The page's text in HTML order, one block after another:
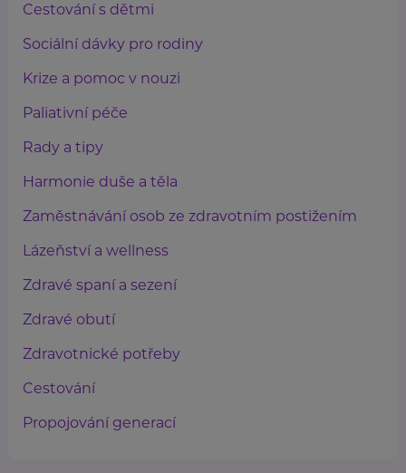
Cestování s dětmi
Sociální dávky pro rodiny
Krize a pomoc v nouzi
Paliativní péče
Rady a tipy
Harmonie duše a těla
Zaměstnávání osob ze zdravotním postižením
Lázeňství a wellness
Zdravé spaní a sezení
Zdravé obutí
Zdravotnické potřeby
Cestování
Propojování generací